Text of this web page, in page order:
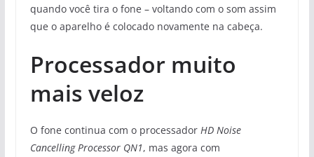
quando você tira o fone – voltando com o som assim
que o aparelho é colocado novamente na cabeça.
Processador muito
mais veloz
O fone continua com o processador HD Noise
Cancelling Processor QN1, mas agora com